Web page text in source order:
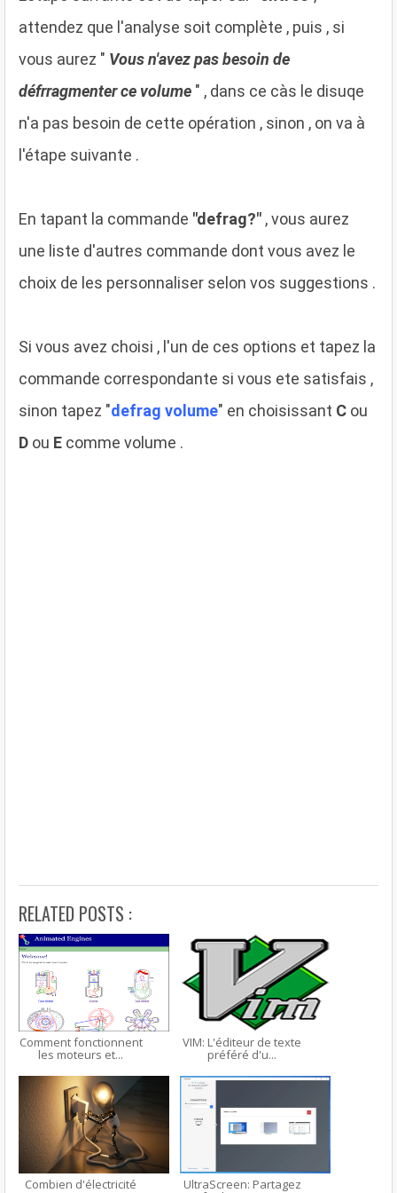
attendez que l'analyse soit complète , puis , si
vous aurez " Vous n'avez pas besoin de
défrragmenter ce volume " , dans ce càs le disuqe
n'a pas besoin de cette opération , sinon , on va à
l'étape suivante .
En tapant la commande "defrag?" , vous aurez
une liste d'autres commande dont vous avez le
choix de les personnaliser selon vos suggestions .
Si vous avez choisi , l'un de ces options et tapez la
commande correspondante si vous ete satisfais ,
sinon tapez "defrag volume" en choisissant C ou
D ou E comme volume .
RELATED POSTS :
Comment fonctionnent
les moteurs et...
VIM: L'éditeur de texte
préféré d'u...
Combien d'électricité UltraScreen: Partagez